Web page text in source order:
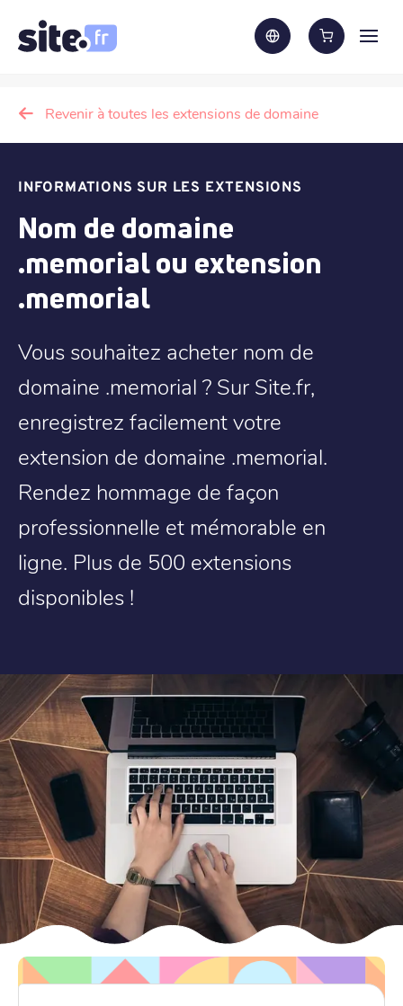
Revenir à toutes les extensions de domaine
INFORMATIONS SUR LES EXTENSIONS
Nom de domaine
.memorial ou extension
.memorial
Vous souhaitez acheter nom de
domaine .memorial ? Sur Site.fr,
enregistrez facilement votre
extension de domaine .memorial.
Rendez hommage de façon
professionnelle et mémorable en
ligne. Plus de 500 extensions
disponibles !